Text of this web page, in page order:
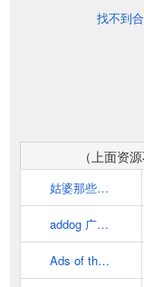
找不到
（上面资
姑婆那些事儿官网 - 互联网推广运营知识分享平台
addog 广告人的网址导航
Ads of the World™